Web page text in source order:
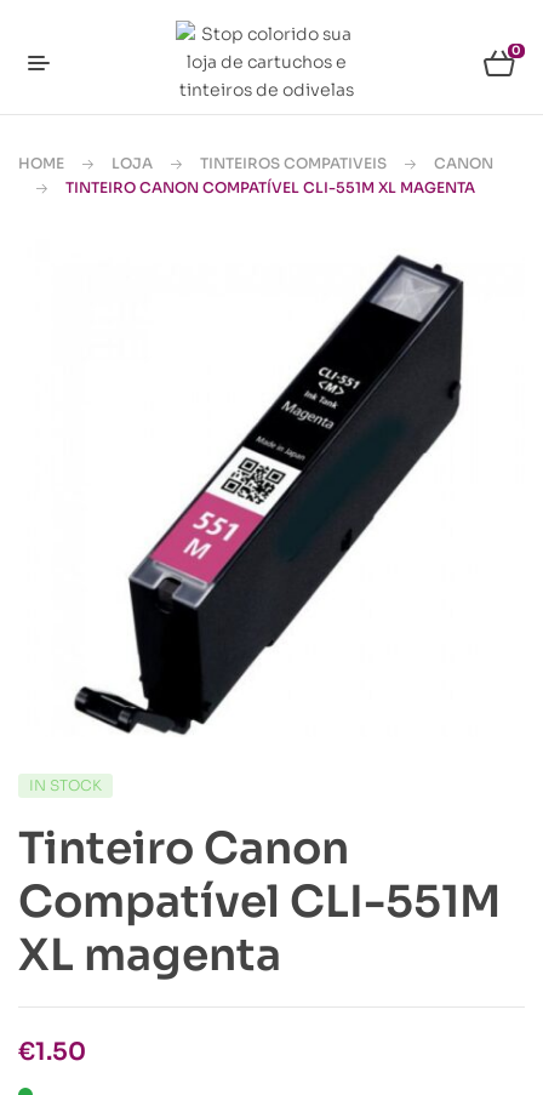
0
HOME LOJA TINTEIROS COMPATIVEIS
CANON
TINTEIRO CANON COMPATÍVEL CLI-551M XL MAGENTA
IN STOCK
Tinteiro Canon
Compatível CLI-551M
XL magenta
€1.50